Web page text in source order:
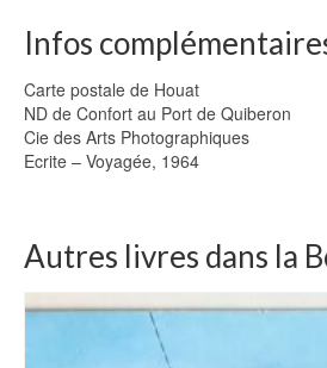
Infos
Carte postale de Houat
ND de Confort au Port de Quiberon
Cie des Arts Photographiques
Ecrite – Voyagée, 1964
Autres livres dans la